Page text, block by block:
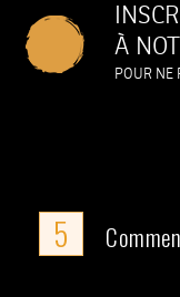
À
POUR NE
5